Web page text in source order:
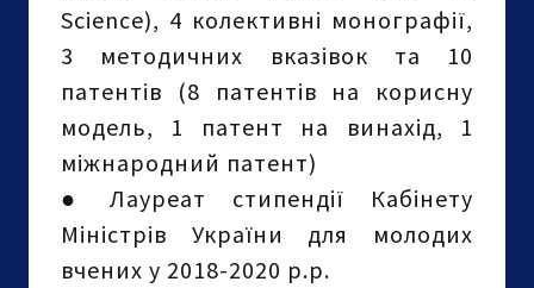
Science), 4 колективні монографії,
3 методичних вказівок та 10
патентів (8 патентів на корисну
модель, 1 патент на винахід, 1
міжнародний патент)
● Лауреат стипендії Кабінету
Міністрів України для молодих
вчених у 2018-2020 р.р.